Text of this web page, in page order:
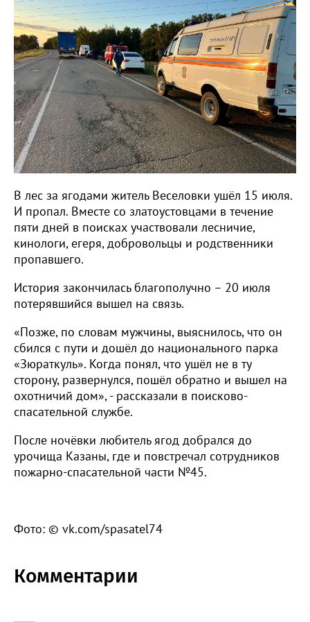
В лес за ягодами житель Веселовки ушёл 15 июля.
И пропал. Вместе со златоустовцами в течение
пяти дней в поисках участвовали лесничие,
кинологи, егеря, добровольцы и родственники
пропавшего.
История закончилась благополучно – 20 июля
потерявшийся вышел на связь.
«Позже, по словам мужчины, выяснилось, что он
сбился с пути и дошёл до национального парка
«Зюраткуль». Когда понял, что ушёл не в ту
сторону, развернулся, пошёл обратно и вышел на
охотничий дом», - рассказали в поисково-
спасательной службе.
После ночёвки любитель ягод добрался до
урочища Казаны, где и повстречал сотрудников
пожарно-спасательной части №45.
Фото: © vk.com/spasatel74
Комментарии